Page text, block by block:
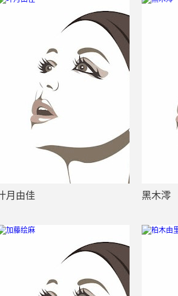
月由佳 黑木澪